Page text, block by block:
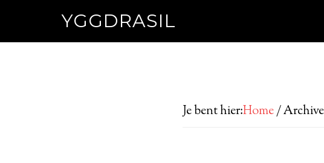
YGGDRASIL
Je bent hier:Home/